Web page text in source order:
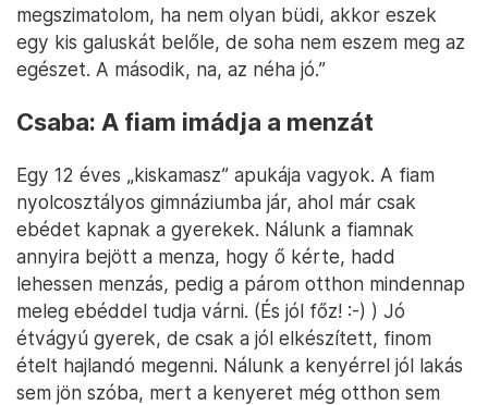
megszimatolom, ha nem olyan büdi, akkor eszek
egy kis galuskát belőle, de soha nem eszem meg az
egészet. A második, na, az néha jó.”
Csaba: A fiam imádja a menzát
Egy 12 éves „kiskamasz” apukája vagyok. A fiam
nyolcosztályos gimnáziumba jár, ahol már csak
ebédet kapnak a gyerekek. Nálunk a fiamnak
annyira bejött a menza, hogy ő kérte, hadd
lehessen menzás, pedig a párom otthon mindennap
meleg ebéddel tudja várni. (És jól főz! :-) ) Jó
étvágyú gyerek, de csak a jól elkészített, finom
ételt hajlandó megenni. Nálunk a kenyérrel jól lakás
sem jön szóba, mert a kenyeret még otthon sem